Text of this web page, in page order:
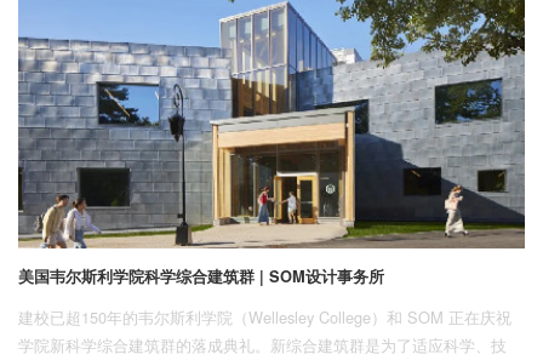
美国韦尔斯利学院科学综合建筑群 | SOM设计事务所
建校已超150年的韦尔斯利学院（Wellesley College）和 SOM 正在庆祝
学院新科学综合建筑群的落成典礼。新综合建筑群是为了适应科学、技